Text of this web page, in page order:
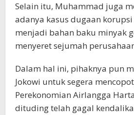
Selain itu, Muhammad juga
adanya kasus dugaan korupsi
menjadi bahan baku minyak
menyeret sejumah
Dalam hal ini, pihaknya pun
Jokowi untuk segera
Perekonomian Airlangga
dituding telah gagal